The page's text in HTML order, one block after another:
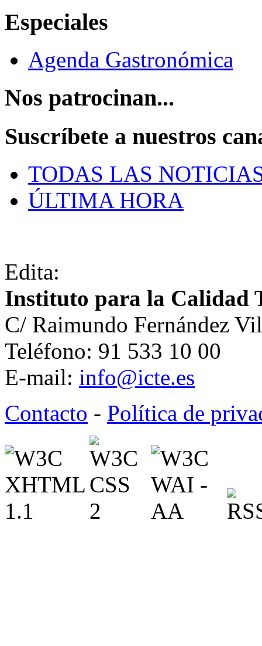
Especiales
Agenda Gastronómica
Nos patrocinan...
Suscríbete a nuestros
TODAS LAS
ÚLTIMA HORA
Edita:
Instituto para la Calidad
C/ Raimundo Fernández
Teléfono: 91 533 10 00
E-mail: info@icte.es
Contacto - Política de